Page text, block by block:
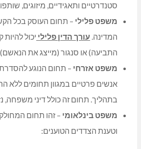
סטנדרטיים ותאגידיים, מיזוגים,
משפט פלילי – תחום העוסק בכל
המדינה. עורך הדין פלילי יכול
התביעה) או סנגור (מייצג את
משפט אזרחי – תחום הנוגע
אנשים פרטיים במגוון תחומים ללא
בתהליך. תחום זה כולל דיני משפחה,
משפט בינלאומי – זהו תחום
וטענת הצדדים הטוענים: